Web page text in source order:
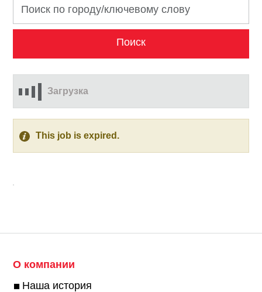
Загрузка
This job is expired.
О компании
Наша история